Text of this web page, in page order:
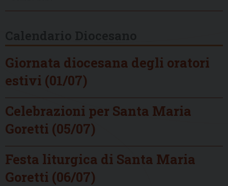
Giornata diocesana degli oratori
estivi (01/07)
Celebrazioni per Santa Maria
Goretti (05/07)
Festa liturgica di Santa Maria
Goretti (06/07)